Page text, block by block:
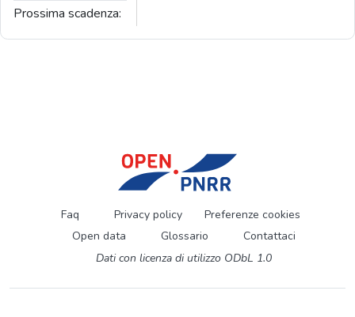
Prossima scadenza:
Faq Privacy policy
Preferenze cookies
Open data
Glossario
Contattaci
Dati con licenza di utilizzo ODbL 1.0